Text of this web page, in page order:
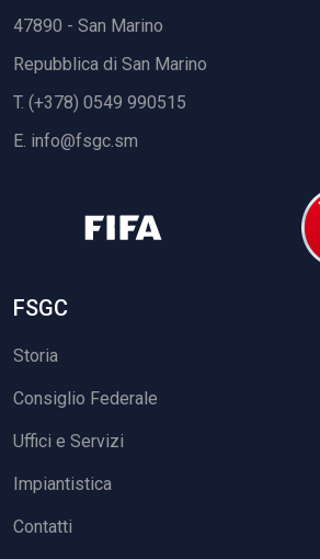
47890 - San Marino
Repubblica di San Marino
T. (+378) 0549 990515
E. info@fsgc.sm
FSGC
Storia
Consiglio Federale
Uffici e Servizi
Impiantistica
Contatti